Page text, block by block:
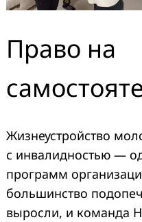
Право на
Жизнеустройство
с инвалидностью —
программ
большинство
выросли, и команда